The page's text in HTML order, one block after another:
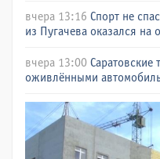
вчера 13:16 Спорт не
из Пугачева оказался на
вчера 13:00 Саратовские
оживлёнными